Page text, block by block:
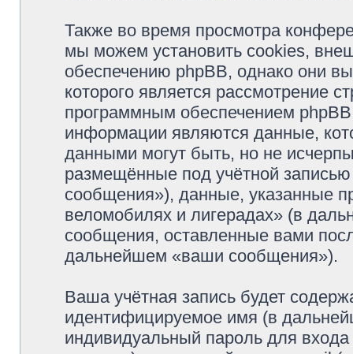
Также во время просмотра
мы можем установить cookies,
обеспечению phpBB, однако они
которого является рассмотрение
программным обеспечением
информации являются данные,
данными могут быть, но не
размещённые под учётной
сообщения»), данные, указанные
веломобилях и лигерадах» (в
сообщения, оставленные вами
дальнейшем «ваши сообщения»).
Ваша учётная запись будет
идентифицируемое имя (в
индивидуальный пароль для